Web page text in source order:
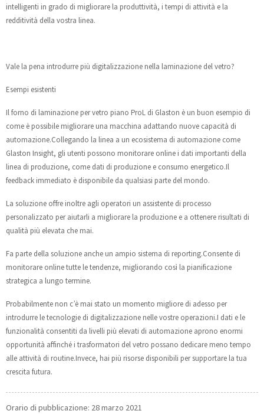
intelligenti in grado di migliorare la produttività, i tempi di attività e la
redditività della vostra linea.
Vale la pena introdurre più digitalizzazione nella laminazione del vetro?
Esempi esistenti
Il forno di laminazione per vetro piano ProL di Glaston è un buon esempio di
come è possibile migliorare una macchina adattando nuove capacità di
automazione.Collegando la linea a un ecosistema di automazione come
Glaston Insight, gli utenti possono monitorare online i dati importanti della
linea di produzione, come dati di produzione e consumo energetico.Il
feedback immediato è disponibile da qualsiasi parte del mondo.
La soluzione offre inoltre agli operatori un assistente di processo
personalizzato per aiutarli a migliorare la produzione e a ottenere risultati di
qualità più elevata che mai.
Fa parte della soluzione anche un ampio sistema di reporting.Consente di
monitorare online tutte le tendenze, migliorando così la pianificazione
strategica a lungo termine.
Probabilmente non c’è mai stato un momento migliore di adesso per
introdurre le tecnologie di digitalizzazione nelle vostre operazioni.I dati e le
funzionalità consentiti da livelli più elevati di automazione aprono enormi
opportunità affinché i trasformatori del vetro possano dedicare meno tempo
alle attività di routine.Invece, hai più risorse disponibili per supportare la tua
crescita futura.
Orario di pubblicazione: 28 marzo 2021